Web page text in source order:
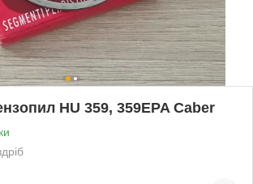
HU 359, 359EPA Caber